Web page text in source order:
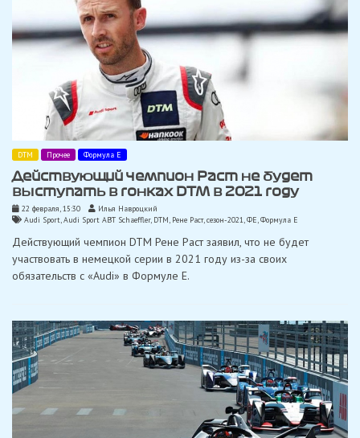
DTM Прочее Формула Е
Действующий чемпион Раст не будет
выступать в гонках DTM в 2021 году
22 февраля, 15:30
Илья Навроцкий
Audi Sport,Audi Sport ABT Schaeffler, DTM, Рене Раст,сезон-2021,ФЕ,Формула Е
Действующий чемпион DTM Рене Раст заявил, что не будет
участвовать в немецкой серии в 2021 году из-за своих
обязательств с «Audi» в Формуле E.